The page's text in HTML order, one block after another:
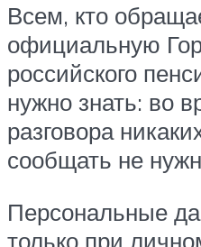
Всем, кто
официальную
российского
нужно знать: во
разговора
сообщать не
Персональные
только при